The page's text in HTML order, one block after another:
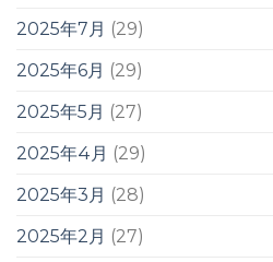
2025年7月 (29)
2025年6月 (29)
2025年5月 (27)
2025年4月 (29)
2025年3月 (28)
2025年2月 (27)